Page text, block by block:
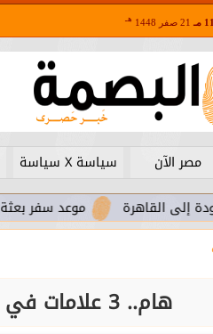
21 صفر 1448 هـ
مصر الآن سياسة X سياسة
موعد سفر بعثة الأهلي
هام.. 3 علامات في القدمين تخبرك بمشاكل قلبية